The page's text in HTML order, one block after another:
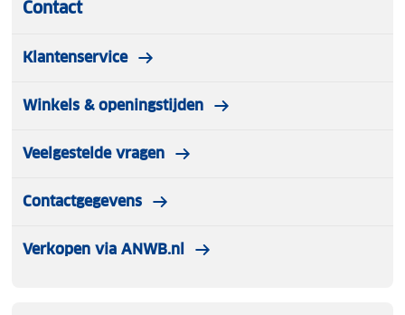
Contact
Klantenservice
Winkels & openingstijden
Veelgestelde vragen
Contactgegevens
Verkopen via ANWB.nl